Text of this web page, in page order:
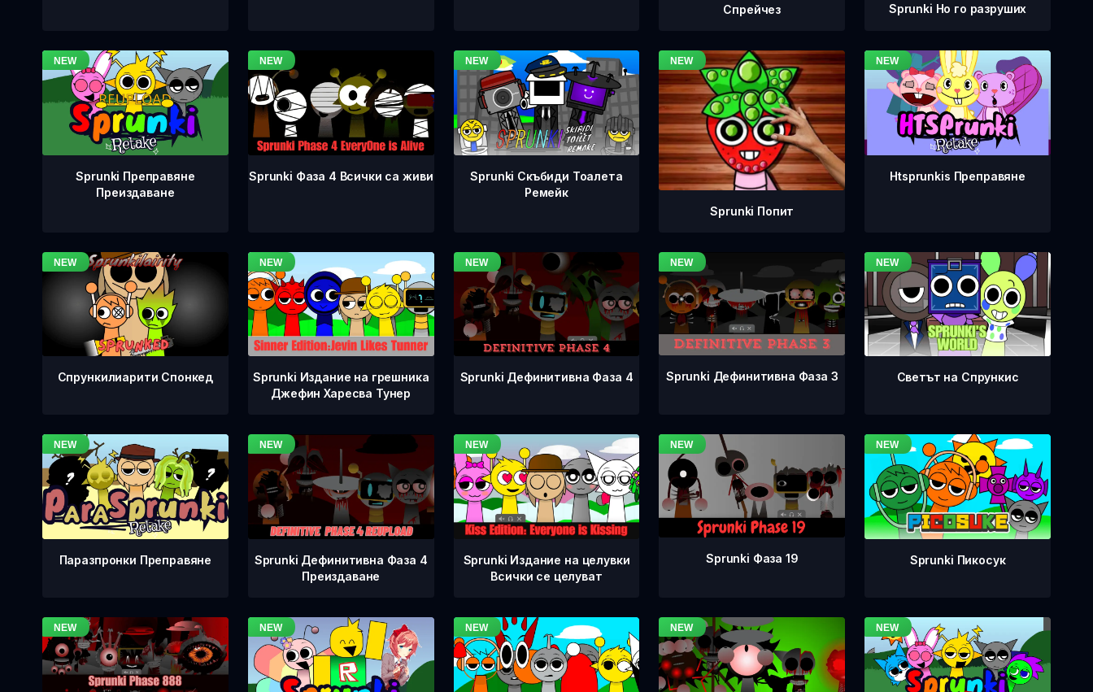
Спрейчез Sprunki Но го разруших
Sprunki Преправяне
Преиздаване
Sprunki Фаза 4 Всички са живи
Sprunki Скъбиди Тоалета
Ремейк
Sprunki Попит
Htsprunkis Преправяне
Спрункилиарити Спонкед
Sprunki Издание на грешника
Джефин Харесва Тунер
Sprunki Дефинитивна Фаза 4 Sprunki Дефинитивна Фаза 3 Светът на Спрункис
Паразпронки Преправяне
Sprunki Дефинитивна Фаза 4
Преиздаване
Sprunki Издание на целувки
Всички се целуват
Sprunki Фаза 19 Sprunki Пикосук